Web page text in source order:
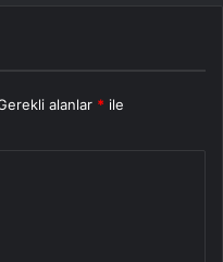
alanlar * ile